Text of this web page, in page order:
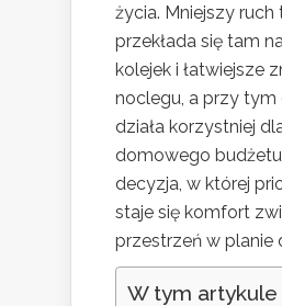
życia. Mniejszy
przekłada się tam
kolejek i łatwiejsze
noclegu, a przy tym
działa korzystniej
domowego
decyzja, w której
staje się komfort
przestrzeń w planie
W tym artykule